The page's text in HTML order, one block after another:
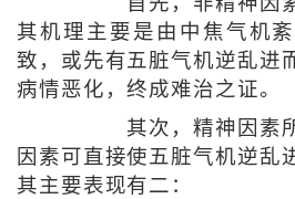
其机理主要是由中焦气机
致，或先有五脏气机逆乱进
病情恶化，终成难治之证。
其次，精神因素所
因素可直接使五脏气机逆乱
其主要表现有二：